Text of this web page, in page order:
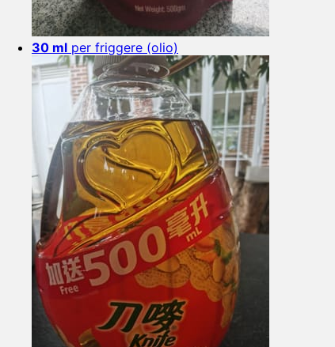
30 ml per friggere (olio)